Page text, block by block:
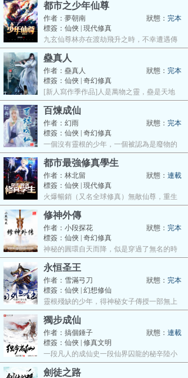
都市之少年仙尊
作者： 夢朝南 狀態： 完本
標簽：仙俠 | 現代修真
九玄仙尊林亦在渡劫飛升之時，不幸遭遇傳
說…
蠱真人
作者： 蠱真人 狀態： 完本
標簽：仙俠 | 奇幻修真
[新人寫作季作品]人是萬物之靈，蠱是天地
真…
百煉成仙
作者： 幻雨 狀態： 完本
標簽：仙俠 | 奇幻修真
一個沒有靈根的少年，一個被認為是廢物的
家…
都市最強修真學生
作者： 林北留 狀態： 連載
標簽：仙俠 | 現代修真
火爆暢銷（又名全球修真）無敵仙尊，重生
都…
修神外傳
作者： 小段探花 狀態： 完本
標簽：仙俠 | 奇幻修真
神秘的圓環自天而降，似是穿過了無名的時
空…
永恒圣王
作者： 雪滿弓刀 狀態： 完本
標簽：仙俠 | 幻想修仙
靈根殘缺的少年，得神秘女子傳授一部無上
妖…
獨步成仙
作者： 搞個錘子 狀態： 連載
標簽：仙俠 | 修真文明
一段凡人的成仙史一段仙界囚龍的秘辛陸小
天…
劍徒之路